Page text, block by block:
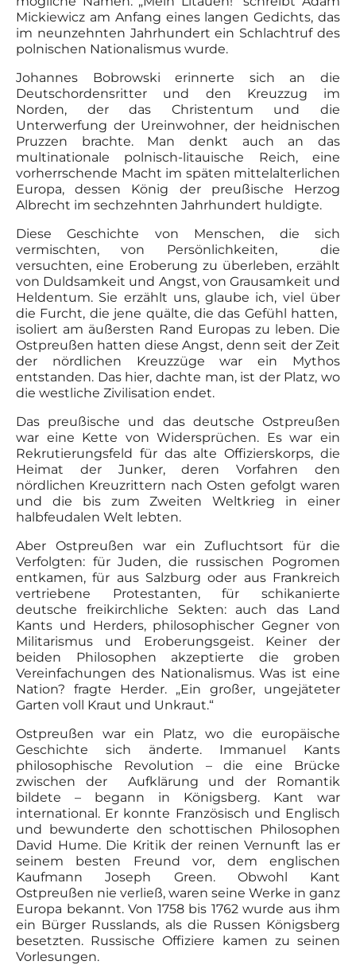
Mickiewicz am Anfang eines langen Gedichts, das
im neunzehnten Jahrhundert ein Schlachtruf des
polnischen Nationalismus wurde.
Johannes Bobrowski erinnerte sich an die
Deutschordensritter und den Kreuzzug im
Norden, der das Christentum und die
Unterwerfung der Ureinwohner, der heidnischen
Pruzzen brachte. Man denkt auch an das
multinationale polnisch-litauische Reich, eine
vorherrschende Macht im späten mittelalterlichen
Europa, dessen König der preußische Herzog
Albrecht im sechzehnten Jahrhundert huldigte.
Diese Geschichte von Menschen, die sich
vermischten, von Persönlichkeiten, die
versuchten, eine Eroberung zu überleben, erzählt
von Duldsamkeit und Angst, von Grausamkeit und
Heldentum. Sie erzählt uns, glaube ich, viel über
die Furcht, die jene quälte, die das Gefühl hatten,
isoliert am äußersten Rand Europas zu leben. Die
Ostpreußen hatten diese Angst, denn seit der Zeit
der nördlichen Kreuzzüge war ein Mythos
entstanden. Das hier, dachte man, ist der Platz, wo
die westliche Zivilisation endet.
Das preußische und das deutsche Ostpreußen
war eine Kette von Widersprüchen. Es war ein
Rekrutierungsfeld für das alte Offizierskorps, die
Heimat der Junker, deren Vorfahren den
nördlichen Kreuzrittern nach Osten gefolgt waren
und die bis zum Zweiten Weltkrieg in einer
halbfeudalen Welt lebten.
Aber Ostpreußen war ein Zufluchtsort für die
Verfolgten: für Juden, die russischen Pogromen
entkamen, für aus Salzburg oder aus Frankreich
vertriebene Protestanten, für schikanierte
deutsche freikirchliche Sekten: auch das Land
Kants und Herders, philosophischer Gegner von
Militarismus und Eroberungsgeist. Keiner der
beiden Philosophen akzeptierte die groben
Vereinfachungen des Nationalismus. Was ist eine
Nation? fragte Herder. „Ein großer, ungejäteter
Garten voll Kraut und Unkraut.“
Ostpreußen war ein Platz, wo die europäische
Geschichte sich änderte. Immanuel Kants
philosophische Revolution – die eine Brücke
zwischen der Aufklärung und der Romantik
bildete – begann in Königsberg. Kant war
international. Er konnte Französisch und Englisch
und bewunderte den schottischen Philosophen
David Hume. Die Kritik der reinen Vernunft las er
seinem besten Freund vor, dem englischen
Kaufmann Joseph Green. Obwohl Kant
Ostpreußen nie verließ, waren seine Werke in ganz
Europa bekannt. Von 1758 bis 1762 wurde aus ihm
ein Bürger Russlands, als die Russen Königsberg
besetzten. Russische Offiziere kamen zu seinen
Vorlesungen.